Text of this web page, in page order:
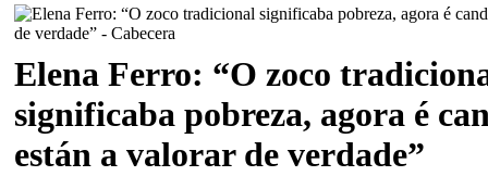
Elena Ferro: “O zoco
significaba pobreza, agora é
están a valorar de verdade”